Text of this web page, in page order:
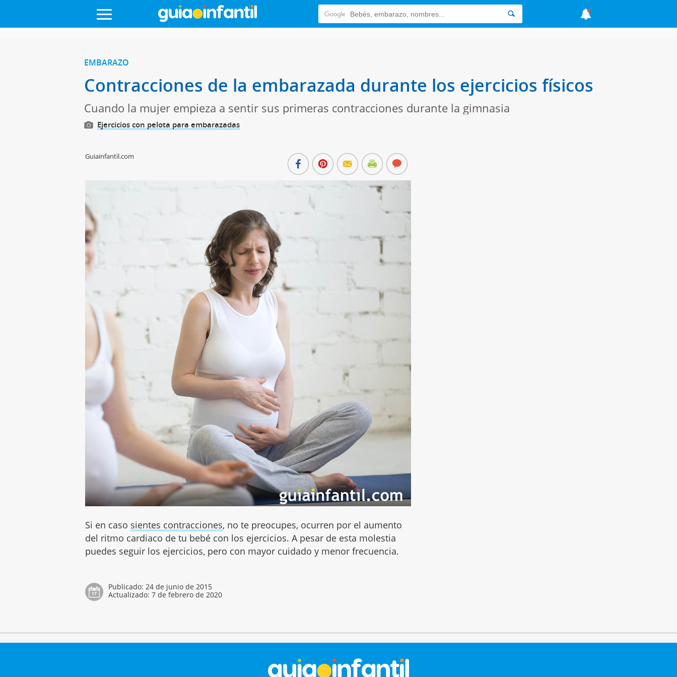
EMBARAZO
Contracciones de la embarazada durante los ejercicios físicos
Cuando la mujer empieza a sentir sus primeras contracciones durante la gimnasia
Ejercicios con pelota para embarazadas
Guiainfantil.com
Si en caso sientes contracciones, no te preocupes, ocurren por el aumento
del ritmo cardiaco de tu bebé con los ejercicios. A pesar de esta molestia
puedes seguir los ejercicios, pero con mayor cuidado y menor frecuencia.
Publicado:24 de junio de 2015
Actualizado:7 de febrero de 2020